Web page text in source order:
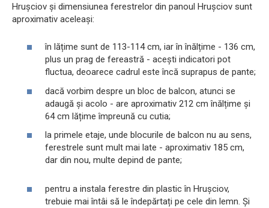
Hrușciov și dimensiunea ferestrelor din panoul Hrușciov sunt
aproximativ aceleași:
în lățime sunt de 113-114 cm, iar în înălțime - 136 cm,
plus un prag de fereastră - acești indicatori pot
fluctua, deoarece cadrul este încă suprapus de pante;
dacă vorbim despre un bloc de balcon, atunci se
adaugă și acolo - are aproximativ 212 cm înălțime și
64 cm lățime împreună cu cutia;
la primele etaje, unde blocurile de balcon nu au sens,
ferestrele sunt mult mai late - aproximativ 185 cm,
dar din nou, multe depind de pante;
pentru a instala ferestre din plastic în Hrușciov,
trebuie mai întâi să le îndepărtați pe cele din lemn. Și